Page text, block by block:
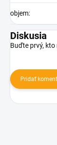
objem:
Diskusia
Buďte prvý,
Pridať